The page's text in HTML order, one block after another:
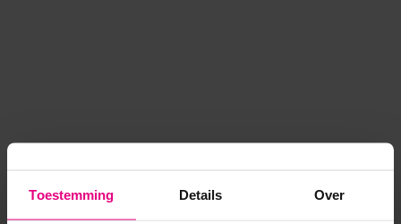
Toestemming Details Over